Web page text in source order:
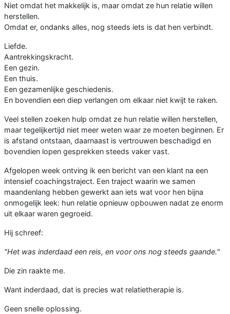
Niet omdat het makkelijk is, maar omdat ze hun relatie willen
herstellen.
Omdat er, ondanks alles, nog steeds iets is dat hen verbindt.
Liefde.
Aantrekkingskracht.
Een gezin.
Een thuis.
Een gezamenlijke geschiedenis.
En bovendien een diep verlangen om elkaar niet kwijt te raken.
Veel stellen zoeken hulp omdat ze hun relatie willen herstellen,
maar tegelijkertijd niet meer weten waar ze moeten beginnen. Er
is afstand ontstaan, daarnaast is vertrouwen beschadigd en
bovendien lopen gesprekken steeds vaker vast.
Afgelopen week ontving ik een bericht van een klant na een
intensief coachingstraject. Een traject waarin we samen
maandenlang hebben gewerkt aan iets wat voor hen bijna
onmogelijk leek: hun relatie opnieuw opbouwen nadat ze enorm
uit elkaar waren gegroeid.
Hij schreef:
"Het was inderdaad een reis, en voor ons nog steeds gaande."
Die zin raakte me.
Want inderdaad, dat is precies wat relatietherapie is.
Geen snelle oplossing.